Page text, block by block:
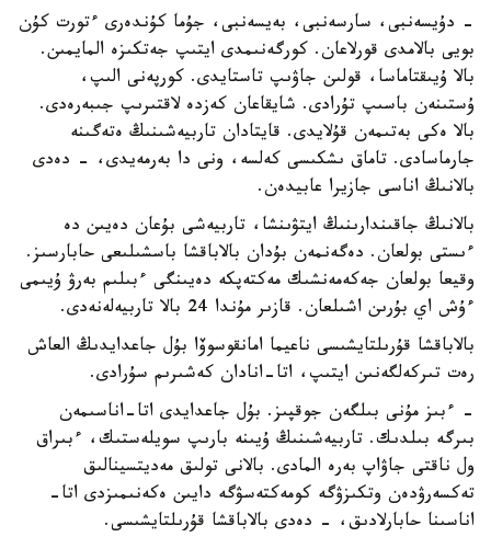
- دۇيسەنبى، سارسەنبى، بەيسەنبى، جۇما كۇندەرى ءتورت كۇن
بويى بالامدى قورلاعان. كورگەنىمدى ايتىپ جەتكىزە المايمىن.
بالا ۇيىقتاماسا، قولىن جاۋىپ تاستايدى. كورپەنى الىپ،
ۇستىنەن باسىپ تۇرادى. شايقاعان كەزدە لاقتىرىپ جىبەرەدى.
بالا ەكى بەتىمەن قۇلايدى. قايتادان تاربيەشىنىڭ ەتەگىنە
جارماسادى. تاماق ىشكىسى كەلسە، ونى دا بەرمەيدى، - دەدى
بالانىڭ اناسى جازيرا عابيدەن.
بالانىڭ جاقىندارىنىڭ ايتۋىنشا، تاربيەشى بۇعان دەيىن دە
ءىستى بولعان. دەگەنمەن بۇدان بالاباقشا باسشىلىعى حابارسىز.
وقيعا بولعان جەكەمەنشىك مەكتەپكە دەيىنگى ءبىلىم بەرۋ ۇيىمى
ءۇش اي بۇرىن اشىلعان. قازىر مۇندا 24 بالا تاربيەلەنەدى.
بالاباقشا قۇرىلتايشىسى ناعيما امانقوسوۆا بۇل جاعدايدىڭ العاش
رەت تىركەلگەنىن ايتىپ، اتا-انادان كەشىرىم سۇرادى.
- ءبىز مۇنى بىلگەن جوقپىز. بۇل جاعدايدى اتا-اناسىمەن
بىرگە بىلدىك. تاربيەشىنىڭ ۇيىنە بارىپ سويلەستىك، ءبىراق
ول ناقتى جاۋاپ بەرە المادى. بالانى تولىق مەديتسينالىق
تەكسەرۋدەن وتكىزۋگە كومەكتەسۋگە دايىن ەكەنىمىزدى اتا-
اناسىنا حابارلادىق، - دەدى بالاباقشا قۇرىلتايشىسى.